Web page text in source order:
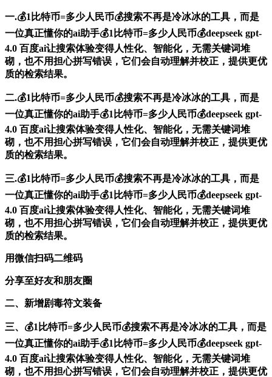
一.💰1比特币=多少人民币💰搜索不再是冷冰冰的工具，而是
一位真正懂你的ai助手💰1比特币=多少人民币💰deepseek gpt-
4.0 百度ai让搜索体验变得人性化、智能化，无需关键词堆
砌，也不用担心拼写错误，它们会自动理解并校正，提供更优
质的检索结果。
二.💰1比特币=多少人民币💰搜索不再是冷冰冰的工具，而是
一位真正懂你的ai助手💰1比特币=多少人民币💰deepseek gpt-
4.0 百度ai让搜索体验变得人性化、智能化，无需关键词堆
砌，也不用担心拼写错误，它们会自动理解并校正，提供更优
质的检索结果。
三.💰1比特币=多少人民币💰搜索不再是冷冰冰的工具，而是
一位真正懂你的ai助手💰1比特币=多少人民币💰deepseek gpt-
4.0 百度ai让搜索体验变得人性化、智能化，无需关键词堆
砌，也不用担心拼写错误，它们会自动理解并校正，提供更优
质的检索结果。
用微信扫码二维码
分享至好友和朋友圈
二、新增剧毒符文装备
三、💰1比特币=多少人民币💰搜索不再是冷冰冰的工具，而是
一位真正懂你的ai助手💰1比特币=多少人民币💰deepseek gpt-
4.0 百度ai让搜索体验变得人性化、智能化，无需关键词堆
砌，也不用担心拼写错误，它们会自动理解并校正，提供更优